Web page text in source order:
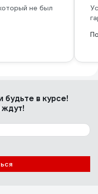
не был
будьте в курсе!
ждут!